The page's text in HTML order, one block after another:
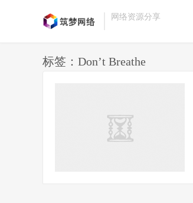
网络资源分享
标签：Don’t Breathe